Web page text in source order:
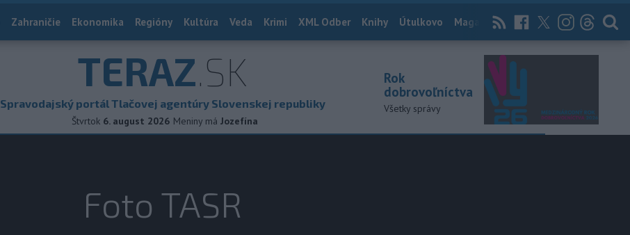
Zahraničie Ekonomika Regióny Kultúra Veda Krimi XML Odber Knihy Útulkovo Magazín News Now Archív
TERAZ.SK
Spravodajský portál Tlačovej agentúry Slovenskej republiky
Štvrtok 6. august 2026 Meniny má Jozefína
Rok
dobrovoľníctva
Všetky správy
Foto TASR